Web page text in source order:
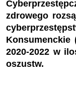
zdrowego
Konsumenckie
2020-2022 w
oszustw.